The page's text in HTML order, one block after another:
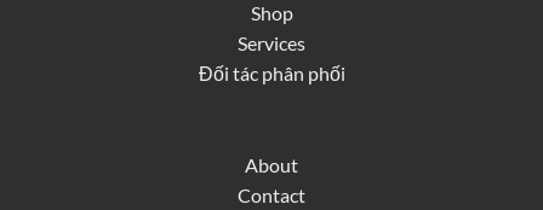
Shop
Services
Đối tác phân phối
About
Contact